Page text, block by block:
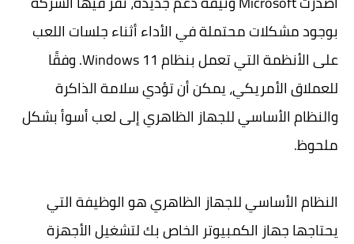
بوجود مشكلات محتملة في الأداء أثناء جلسات اللعب
على الأنظمة التي تعمل بنظام Windows 11. وفقًا
للعملاق الأمريكي، يمكن أن تؤدي سلامة الذاكرة
والنظام الأساسي للجهاز الظاهري إلى لعب أسوأ بشكل
ملحوظ.
النظام الأساسي للجهاز الظاهري هو الوظيفة التي
يحتاجها جهاز الكمبيوتر الخاص بك لتشغيل الأجهزة